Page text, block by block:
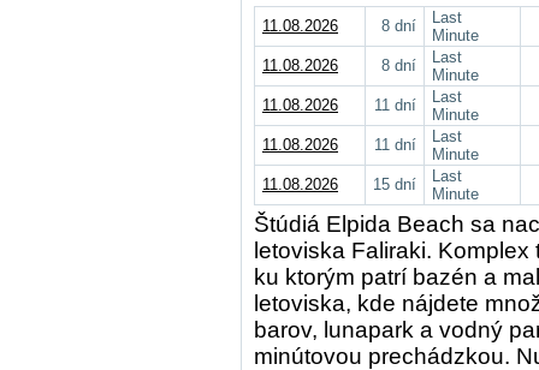
11.08.2026
8 dní
Last
Minute
11.08.2026
8 dní
Last
Minute
11.08.2026
11 dní
Last
Minute
11.08.2026
11 dní
Last
Minute
11.08.2026
15 dní
Last
Minute
Štúdiá Elpida Beach sa
letoviska Faliraki.
ku ktorým patrí bazén a
letoviska, kde nájdete
barov, lunapark a vodný
minútovou prechádzkou.